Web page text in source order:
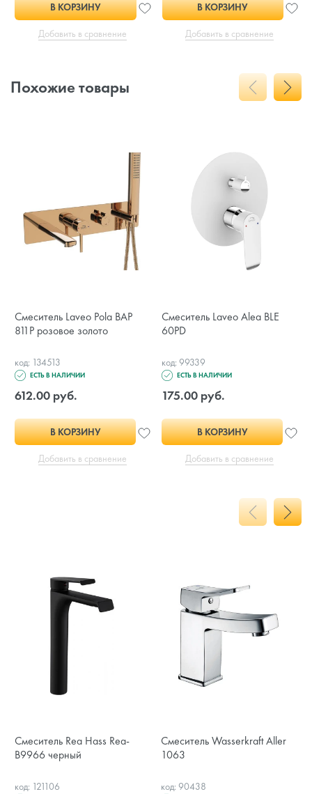
В КОРЗИНУ
Добавить в сравнение
В КОРЗИНУ
Добавить в сравнение
Похожие товары
Смеситель Laveo Pola BAP
811P розовое золото
код: 134513
ЕСТЬ В НАЛИЧИИ
612.00 руб.
В КОРЗИНУ
Добавить в сравнение
Смеситель Laveo Alea BLE
60PD
код: 99339
ЕСТЬ В НАЛИЧИИ
175.00 руб.
В КОРЗИНУ
Добавить в сравнение
Смеситель Rea Hass Rea-
B9966 черный
код: 121106
Смеситель Wasserkraft Aller
1063
код: 90438